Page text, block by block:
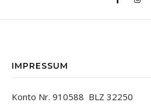
IMPRESSUM
Konto Nr. 910588 BLZ 32250